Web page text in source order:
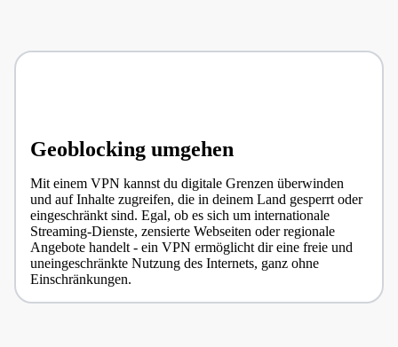
Geoblocking umgehen
Mit einem VPN kannst du digitale Grenzen überwinden
und auf Inhalte zugreifen, die in deinem Land gesperrt oder
eingeschränkt sind. Egal, ob es sich um internationale
Streaming-Dienste, zensierte Webseiten oder regionale
Angebote handelt - ein VPN ermöglicht dir eine freie und
uneingeschränkte Nutzung des Internets, ganz ohne
Einschränkungen.